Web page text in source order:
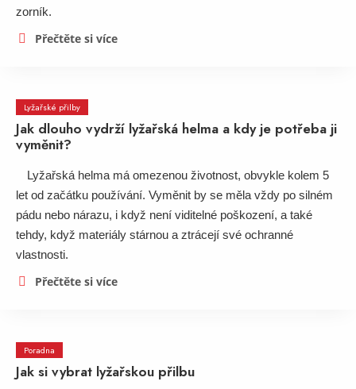
zorník.
Přečtěte si více
Lyžařské přilby
Jak dlouho vydrží lyžařská helma a kdy je potřeba ji
vyměnit?
Lyžařská helma má omezenou životnost, obvykle kolem 5
let od začátku používání. Vyměnit by se měla vždy po silném
pádu nebo nárazu, i když není viditelné poškození, a také
tehdy, když materiály stárnou a ztrácejí své ochranné
vlastnosti.
Přečtěte si více
Poradna
Jak si vybrat lyžařskou přilbu